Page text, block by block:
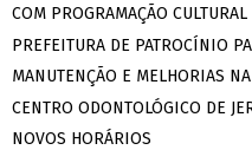
COM PROGRAMAÇÃO
PREFEITURA DE PATROCÍNIO
MANUTENÇÃO E MELHORIAS
CENTRO ODONTOLÓGICO DE
NOVOS HORÁRIOS